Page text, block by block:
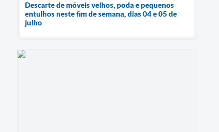
Descarte de móveis velhos, poda e pequenos
entulhos neste fim de semana, dias 04 e 05 de
julho